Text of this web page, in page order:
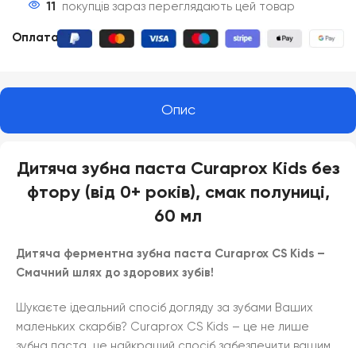
11 покупців зараз переглядають цей товар
Оплата
Опис
Дитяча зубна паста Curaprox Kids без
фтору (від 0+ років), смак полуниці,
60 мл
Дитяча ферментна зубна паста Curaprox CS Kids –
Смачний шлях до здорових зубів!
Шукаєте ідеальний спосіб догляду за зубами Ваших
маленьких скарбів? Curaprox CS Kids – це не лише